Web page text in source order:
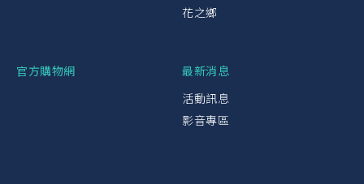
花之鄉
官方購物網
最新消息
活動訊息
影音專區